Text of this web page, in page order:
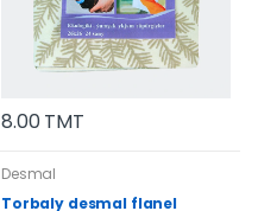
8.00 TMT
Desmal
Torbaly desmal flanel